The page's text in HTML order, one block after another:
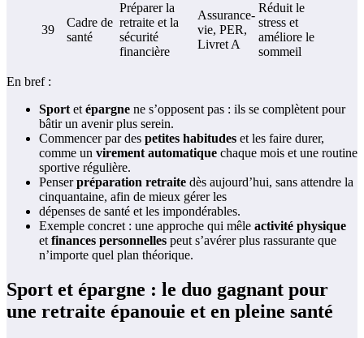
39
Cadre de
santé
Préparer la
retraite et la
sécurité
financière
Assurance-
vie, PER,
Livret A
Réduit le
stress et
améliore le
sommeil
En bref :
Sportetépargne ne s’opposent pas : ils se complètent pour
bâtir un avenir plus serein.
Commencer par des petites habitudes et les faire durer,
comme un virement automatique chaque mois et une routine
sportive régulière.
Penserpréparation retraite dès aujourd’hui, sans attendre la
cinquantaine, afin de mieux gérer les
dépenses de santé et les impondérables.
Exemple concret : une approche qui mêle activité physique
etfinances personnelles peut s’avérer plus rassurante que
n’importe quel plan théorique.
Sport et épargne : le duo gagnant pour
une retraite épanouie et en pleine santé